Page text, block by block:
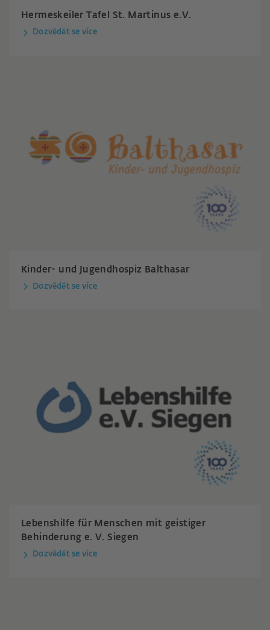
Hermeskeiler Tafel St. Martinus e.V.
Dozvědět se více
Kinder- und Jugendhospiz Balthasar
Dozvědět se více
Lebenshilfe für Menschen mit geistiger
Behinderung e. V. Siegen
Dozvědět se více